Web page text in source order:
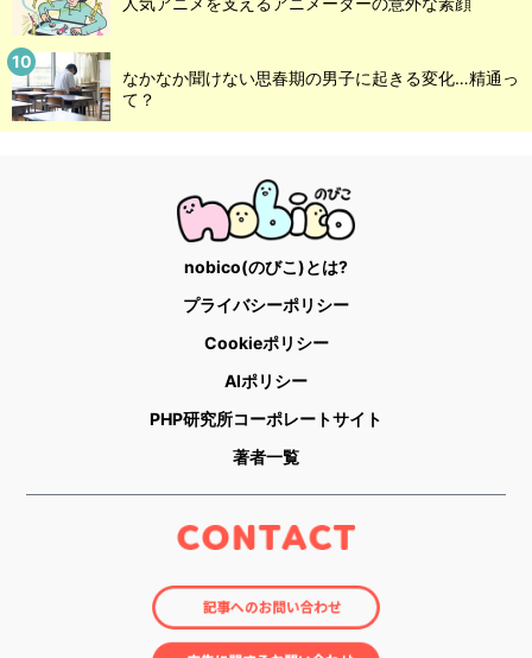
なかなか聞けない思春期の男子に起きる変化…精通っ
て？
nobico(のびこ)とは?
プライバシーポリシー
Cookieポリシー
AIポリシー
PHP研究所コーポレートサイト
著者一覧